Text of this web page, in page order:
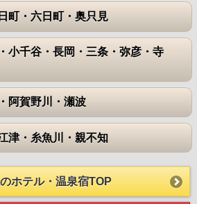
町・六日町・奥只見
小千谷・長岡・三条・弥彦・寺
阿賀野川・瀬波
津・糸魚川・親不知
ホテル・温泉宿TOP